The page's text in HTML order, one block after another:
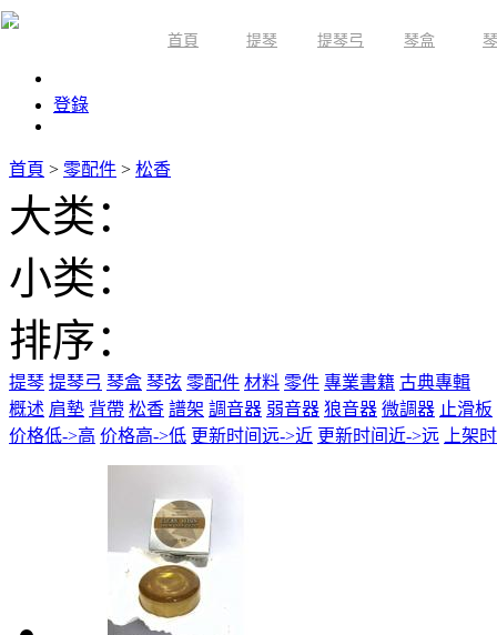
首頁 提琴 提琴弓 琴盒
登錄
首頁 > 零配件 > 松香
大类：
小类：
排序：
提琴 提琴弓 琴盒 琴弦 零配件 材料 零件 專業書籍 古典專輯
概述 肩墊 背帶 松香 譜架 調音器 弱音器 狼音器 微調器 止滑板
价格低->高 价格高->低 更新时间远->近 更新时间近->远 上架